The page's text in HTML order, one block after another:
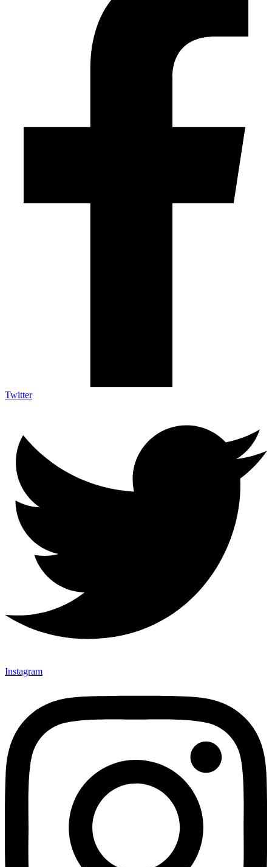
Twitter
Instagram